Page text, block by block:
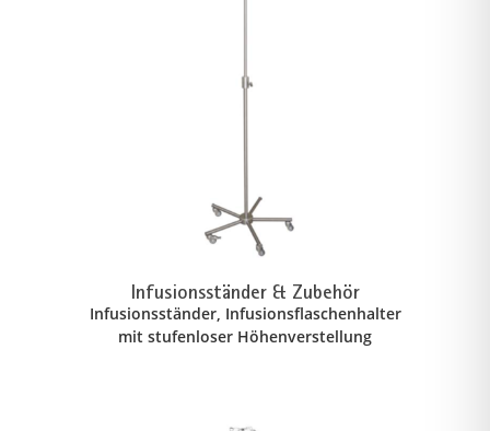
Infusionsständer & Zubehör
Infusionsständer, Infusionsflaschenhalter
mit stufenloser Höhenverstellung